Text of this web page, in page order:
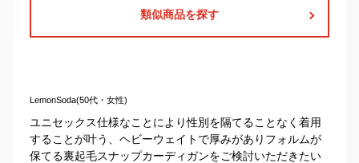
類似商品を探す
LemonSoda(50代・女性)
ユニセックス仕様なことにより性別を隔てることなく着用
することが叶う、ヘビーウェイトで厚みがありフォルムが
保てる裏起毛スナップカーディガンをご検討いただきたい